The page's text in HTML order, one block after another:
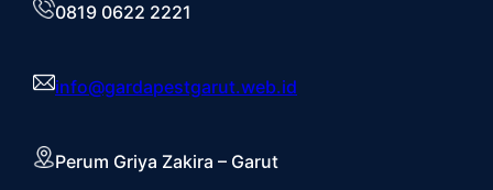
0819 0622 2221
info@gardapestgarut.web.id
Perum Griya Zakira – Garut